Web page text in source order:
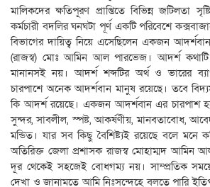
মালিকদের ক্ষতিপূরণ প্রাপ্তিতে বিভিন্ন জটিলতা
কর্মচারী বদলির ঘনঘটা পূর্ণ একটি পরিবেশে
বিভাগের দায়িত্ব নিয়ে এসেছিলেন একজন
(রাজস্ব) মোঃ আমিন আল পারভেজ। আদর্শ কথাটি
মানানসই নয়। আদর্শ শব্দটির অর্থ ও ভারের
চারপাশে অনেক আদর্শবান মানুষ রয়েছে। তবে
কি আদর্শ রয়েছে। একজন আদর্শবান এর চারপাশ
সুন্দর, সাবলীল, স্পষ্ট, আকর্ষণীয়, মানবতাবোধ,
মন্ডিত। যার সব কিছু বৈশিষ্ট্যই রয়েছে বলে মনে
অতিরিক্ত জেলা প্রশাসক রাজস্ব মোহাম্মদ আমিন
দূর থেকেই সহজেই বোধগম্য নয়। সাম্প্রতিক
দেখা ও জানামতে আমি নিঃসন্দেহে বলতে পারি